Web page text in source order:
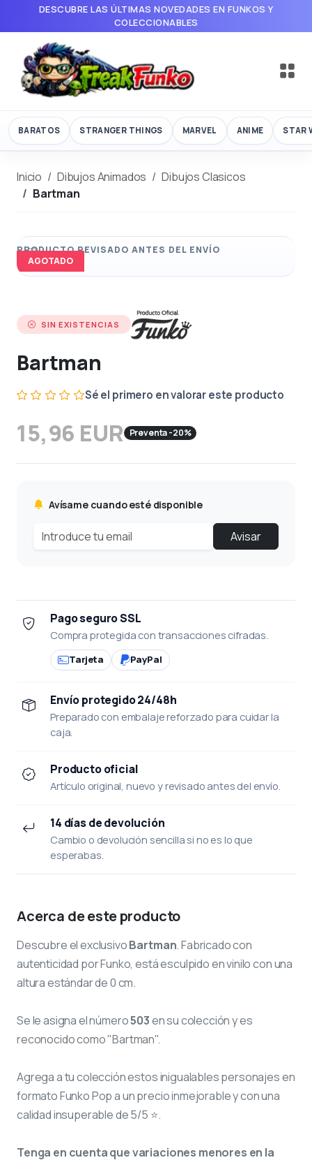
DESCUBRE LAS ÚLTIMAS NOVEDADES EN FUNKOS Y
COLECCIONABLES
BARATOS STRANGER THINGS MARVEL ANIME STAR
Inicio Dibujos Animados
Dibujos Clasicos
Bartman
AGOTADO
SIN EXISTENCIAS
Bartman
Sé el primero en valorar este producto
15,96 EUR Preventa -20%
Avísame cuando esté disponible
Avisar
Pago seguro SSL
Compra protegida con transacciones cifradas.
Tarjeta PayPal
Envío protegido 24/48h
Preparado con embalaje reforzado para cuidar la
caja.
Producto oficial
Artículo original, nuevo y revisado antes del envío.
14 días de devolución
Cambio o devolución sencilla si no es lo que
esperabas.
Acerca de este producto
Descubre el exclusivoBartman. Fabricado con
autenticidad por Funko, está esculpido en vinilo con una
altura estándar de 0 cm.
Se le asigna el número503en su colección y es
reconocido como "Bartman".
Agrega a tu colección estos inigualables personajes en
formato Funko Pop a un precio inmejorable y con una
calidad insuperable de 5/5 ⭐.
Tenga en cuenta que variaciones menores en la